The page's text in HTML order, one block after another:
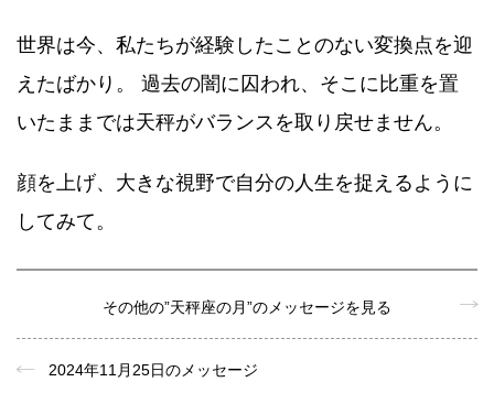
世界は今、私たちが経験したことのない変換点を迎
えたばかり。 過去の闇に囚われ、そこに比重を置
いたままでは天秤がバランスを取り戻せません。
顔を上げ、大きな視野で自分の人生を捉えるように
してみて。
その他の”天秤座の月”のメッセージを見る
2024年11月25日のメッセージ